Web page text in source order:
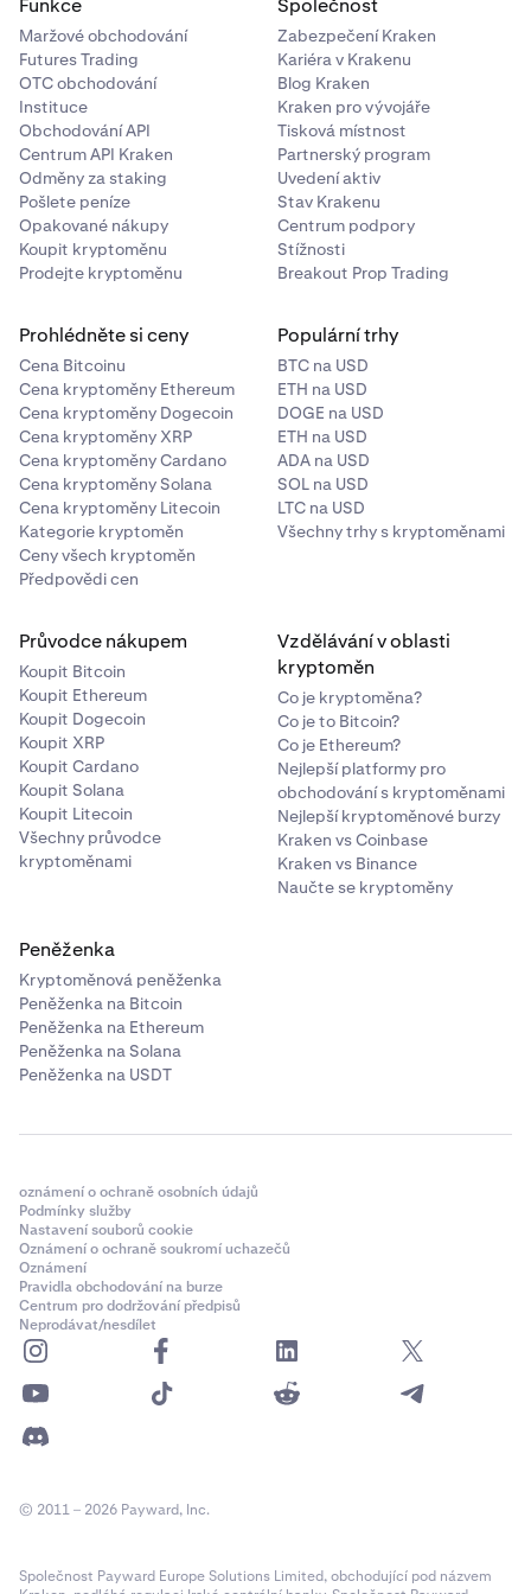
Funkce
Maržové obchodování
Futures Trading
OTC obchodování
Instituce
Obchodování API
Centrum API Kraken
Odměny za staking
Pošlete peníze
Opakované nákupy
Koupit kryptoměnu
Prodejte kryptoměnu
Společnost
Zabezpečení Kraken
Kariéra v Krakenu
Blog Kraken
Kraken pro vývojáře
Tisková místnost
Partnerský program
Uvedení aktiv
Stav Krakenu
Centrum podpory
Stížnosti
Breakout Prop Trading
Prohlédněte si ceny
Cena Bitcoinu
Cena kryptoměny Ethereum
Cena kryptoměny Dogecoin
Cena kryptoměny XRP
Cena kryptoměny Cardano
Cena kryptoměny Solana
Cena kryptoměny Litecoin
Kategorie kryptoměn
Ceny všech kryptoměn
Předpovědi cen
Populární trhy
BTC na USD
ETH na USD
DOGE na USD
ETH na USD
ADA na USD
SOL na USD
LTC na USD
Všechny trhy s kryptoměnami
Průvodce nákupem
Koupit Bitcoin
Koupit Ethereum
Koupit Dogecoin
Koupit XRP
Koupit Cardano
Koupit Solana
Koupit Litecoin
Všechny průvodce
kryptoměnami
Vzdělávání v oblasti
kryptoměn
Co je kryptoměna?
Co je to Bitcoin?
Co je Ethereum?
Nejlepší platformy pro
obchodování s kryptoměnami
Nejlepší kryptoměnové burzy
Kraken vs Coinbase
Kraken vs Binance
Naučte se kryptoměny
Peněženka
Kryptoměnová peněženka
Peněženka na Bitcoin
Peněženka na Ethereum
Peněženka na Solana
Peněženka na USDT
oznámení o ochraně osobních údajů
Podmínky služby
Nastavení souborů cookie
Oznámení o ochraně soukromí uchazečů
Oznámení
Pravidla obchodování na burze
Centrum pro dodržování předpisů
Neprodávat/nesdílet
© 2011 – 2026 Payward, Inc.
Společnost Payward Europe Solutions Limited, obchodující pod názvem